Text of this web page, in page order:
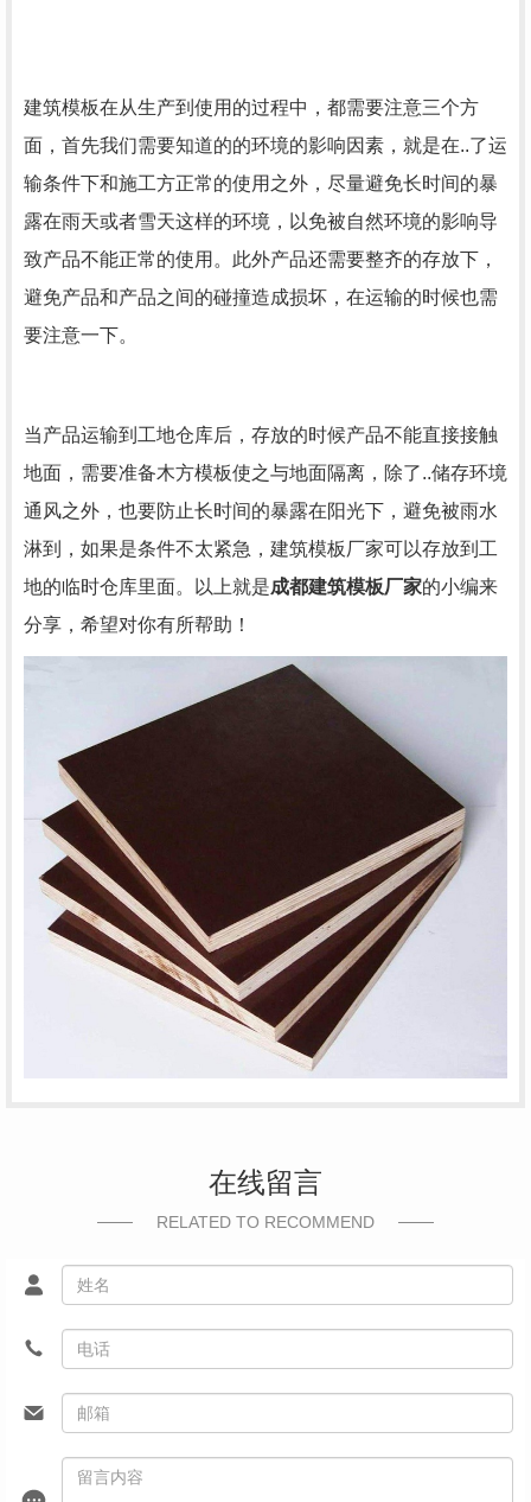
建筑模板在从生产到使用的过程中，都需要注意三个方
面，首先我们需要知道的的环境的影响因素，就是在..了运
输条件下和施工方正常的使用之外，尽量避免长时间的暴
露在雨天或者雪天这样的环境，以免被自然环境的影响导
致产品不能正常的使用。此外产品还需要整齐的存放下，
避免产品和产品之间的碰撞造成损坏，在运输的时候也需
要注意一下。
当产品运输到工地仓库后，存放的时候产品不能直接接触
地面，需要准备木方模板使之与地面隔离，除了..储存环境
通风之外，也要防止长时间的暴露在阳光下，避免被雨水
淋到，如果是条件不太紧急，建筑模板厂家可以存放到工
地的临时仓库里面。以上就是成都建筑模板厂家的小编来
分享，希望对你有所帮助！
在线留言
RELATED TO RECOMMEND